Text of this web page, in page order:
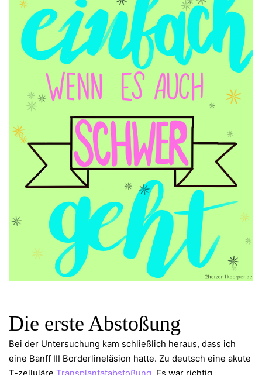
Die erste Abstoßung
Bei der Untersuchung kam schließlich heraus, dass ich
eine Banff III Borderlineläsion hatte. Zu deutsch eine akute